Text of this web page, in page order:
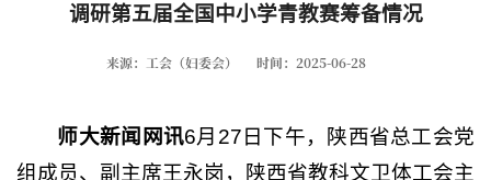
调研第五届全国中小学青教赛筹备情况
来源：工会（妇委会） 时间：2025-06-28
师大新闻网讯6月27日下午，陕西省总工会党
组成员、副主席王永岗，陕西省教科文卫体工会主